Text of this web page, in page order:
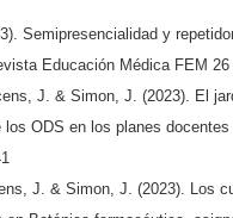
Semipresencialidad y
Educación Médica FEM
J. & Simon, J. (2023). El
ODS en los planes
J. & Simon, J. (2023). Los